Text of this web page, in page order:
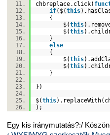
chbreplace.click(
if($(this
{
$(this
$(this
}
else
{
$(this
$(this
}
})
$(this
);
Egy kis iránymutatás?:/